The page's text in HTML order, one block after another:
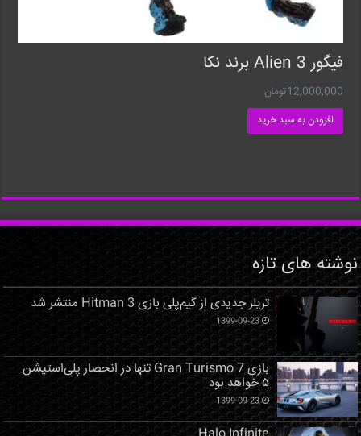
فیگور Alien 3 برند نکا
12,000,000تومان
افزودن به سبد خرید
نوشته های تازه
تریلر جدیدی از گیم‌پلی بازی Hitman 3 منتشر شد
1399-09-23
بازی Gran Turismo 7 تنها در انحصار پلی‌استیشن
۵ خواهد بود
1399-09-23